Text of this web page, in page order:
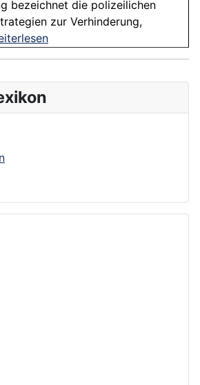
bezeichnet die polizeilichen
zur Verhinderung,